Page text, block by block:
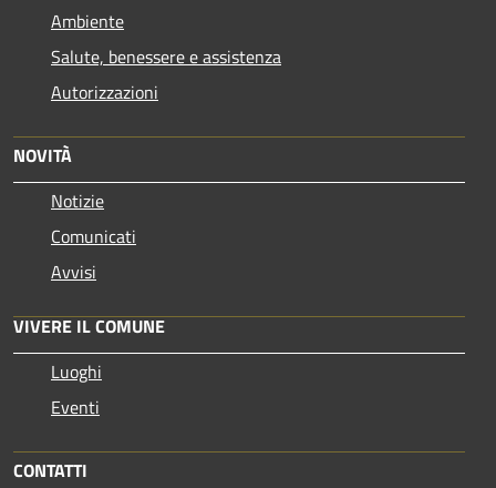
Ambiente
Salute, benessere e assistenza
Autorizzazioni
NOVITÀ
Notizie
Comunicati
Avvisi
VIVERE IL COMUNE
Luoghi
Eventi
CONTATTI